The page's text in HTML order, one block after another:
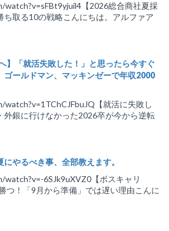
【2026総合商社夏採
ち取る10の戦略こんにちは。アルファア
】「就活失敗した！」と思ったら今すぐ
ゴールドマン、マッキンゼーで年収2000
【就活に失敗し
外銀に行けなかった2026卒が今から逆転
にやるべき事、全部教えます。
6SJk9uXVZ0【ボスキャリ
つ！「9月から準備」では遅い理由こんに